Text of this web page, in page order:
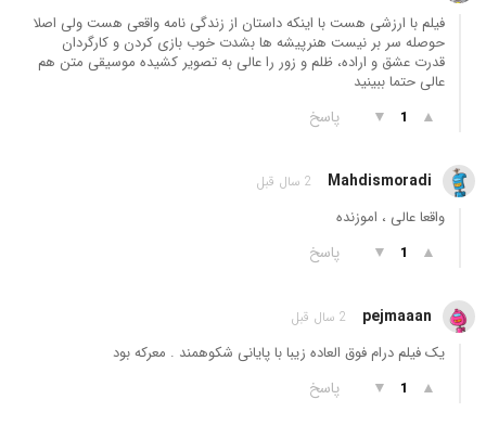
فیلم با ارزشی هست با اینکه داستان از زندگی نامه واقعی هست ولی اصلا
حوصله سر بر نیست هنرپیشه ها بشدت خوب بازی کردن و کارگردان
قدرت عشق و اراده، ظلم و زور را عالی به تصویر کشیده موسیقی متن هم
عالی حتما ببینید
▲
1
▼ پاسخ
Mahdismoradi 2 سال قبل
واقعا عالی ، اموزنده
▲
1
▼ پاسخ
pejmaaan 2 سال قبل
یک فیلم درام فوق العاده زیبا با پایانی شکوهمند . معرکه بود
▲
1
▼ پاسخ